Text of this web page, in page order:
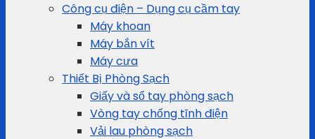
Công cụ điện – Dụng cụ cầm tay
Máy khoan
Máy bắn vít
Máy cưa
Thiết Bị Phòng Sạch
Giấy và sổ tay phòng sạch
Vòng tay chống tĩnh điện
Vải lau phòng sạch